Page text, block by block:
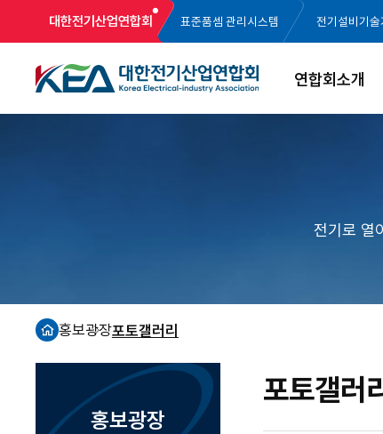
대한전기산업연합회 표준품셈 관리시스템 전기설비기술
연합회소개
전기로 열
홈
홍보광장포토갤러리
홍보광장
포토갤러